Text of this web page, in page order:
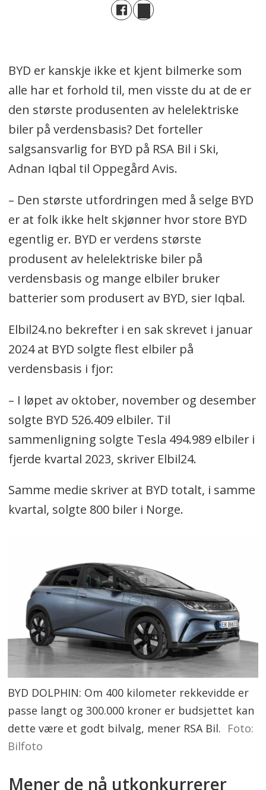
BYD er kanskje ikke et kjent bilmerke som
alle har et forhold til, men visste du at de er
den største produsenten av helelektriske
biler på verdensbasis? Det forteller
salgsansvarlig for BYD på RSA Bil i Ski,
Adnan Iqbal til Oppegård Avis.
– Den største utfordringen med å selge BYD
er at folk ikke helt skjønner hvor store BYD
egentlig er. BYD er verdens største
produsent av helelektriske biler på
verdensbasis og mange elbiler bruker
batterier som produsert av BYD, sier Iqbal.
Elbil24.no bekrefter i en sak skrevet i januar
2024 at BYD solgte flest elbiler på
verdensbasis i fjor:
– I løpet av oktober, november og desember
solgte BYD 526.409 elbiler. Til
sammenligning solgte Tesla 494.989 elbiler i
fjerde kvartal 2023, skriver Elbil24.
Samme medie skriver at BYD totalt, i samme
kvartal, solgte 800 biler i Norge.
BYD DOLPHIN: Om 400 kilometer rekkevidde er
passe langt og 300.000 kroner er budsjettet kan
dette være et godt bilvalg, mener RSA Bil. Foto:
Bilfoto
Mener de nå utkonkurrerer